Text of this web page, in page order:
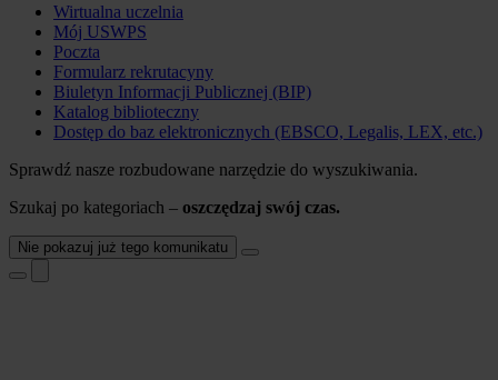
Wirtualna uczelnia
Mój USWPS
Poczta
Formularz rekrutacyny
Biuletyn Informacji Publicznej (BIP)
Katalog biblioteczny
Dostęp do baz elektronicznych (EBSCO, Legalis, LEX, etc.)
Sprawdź nasze rozbudowane narzędzie do wyszukiwania.
Szukaj po kategoriach – oszczędzaj swój czas.
Nie pokazuj już tego komunikatu